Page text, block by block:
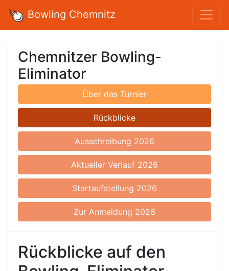
Bowling Chemnitz
Chemnitzer Bowling-
Eliminator
Über das Turnier
Rückblicke
Ausschreibung 2026
Aktueller Verlauf 2026
Startaufstellung 2026
Zur Anmeldung 2026
Rückblicke auf den